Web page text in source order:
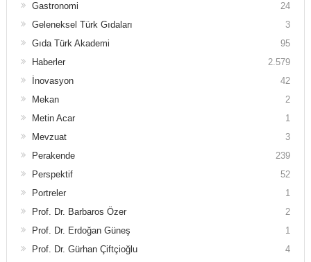
Gastronomi
24
Geleneksel Türk Gıdaları
3
Gıda Türk Akademi
95
Haberler
2.579
İnovasyon
42
Mekan
2
Metin Acar
1
Mevzuat
3
Perakende
239
Perspektif
52
Portreler
1
Prof. Dr. Barbaros Özer
2
Prof. Dr. Erdoğan Güneş
1
Prof. Dr. Gürhan Çiftçioğlu
4